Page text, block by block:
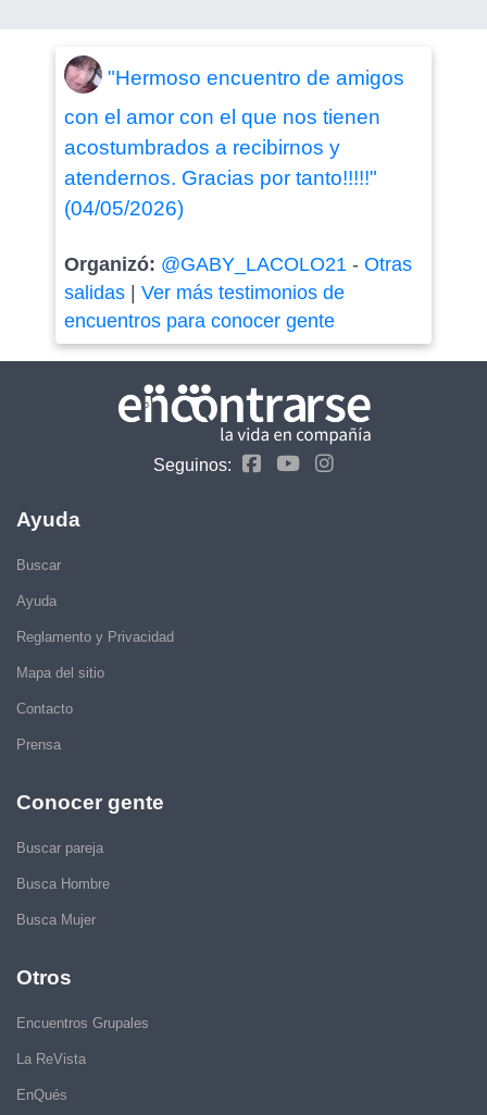
"Hermoso encuentro de amigos
con el amor con el que nos tienen
acostumbrados a recibirnos y
atendernos. Gracias por tanto!!!!!"
(04/05/2026)
Organizó: @GABY_LACOLO21- Otras
salidas| Ver más testimonios de
encuentros para conocer gente
Seguinos:
Ayuda
Buscar
Ayuda
Reglamento y Privacidad
Mapa del sitio
Contacto
Prensa
Conocer gente
Buscar pareja
Busca Hombre
Busca Mujer
Otros
Encuentros Grupales
La ReVista
EnQués